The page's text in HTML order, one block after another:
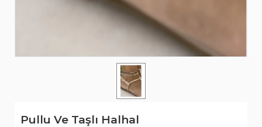
Pullu Ve Taşlı Halhal